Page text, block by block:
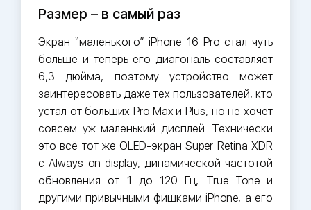
Размер – в самый раз
Экран “маленького” iPhone 16 Pro стал чуть
больше и теперь его диагональ составляет
6,3 дюйма, поэтому устройство может
заинтересовать даже тех пользователей, кто
устал от больших Pro Max и Plus, но не хочет
совсем уж маленький дисплей. Технически
это всё тот же OLED-экран Super Retina XDR
с Always-on display, динамической частотой
обновления от 1 до 120 Гц, True Tone и
другими привычными фишками iPhone, а его